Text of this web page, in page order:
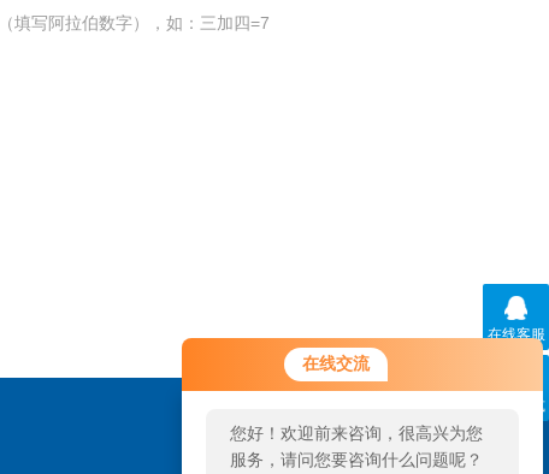
在线交流
您好！欢迎前来咨询，很高兴为您
服务，请问您要咨询什么问题呢？
您好，看您停留很久了，是否找到
了需求产品，您可以直接在线与我
填写阿拉伯数字），如：三加四=7
在线客服
联系方式